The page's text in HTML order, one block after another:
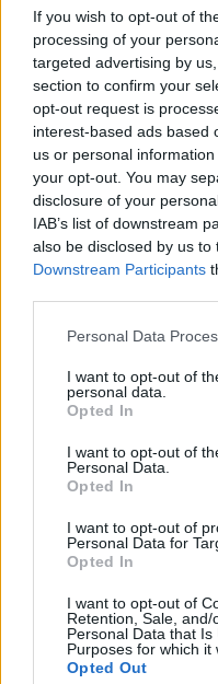
If you wish to opt-out of
processing of your
targeted advertising by
section to confirm your
opt-out request is
interest-based ads based
us or personal
your opt-out. You may
disclosure of your
IAB’s list of downstream
also be disclosed by us to
Downstream Participants
Personal Data
I want to opt-out of
personal data.
Opted In
I want to opt-out of
Personal Data.
Opted In
I want to opt-out of
Personal Data for
Opted In
I want to opt-out of
Retention, Sale,
Personal Data that
Purposes for which it
Opted Out
Viohalco: Αυξημένος κατά 14%
ο τζίρος στο α' εξάμηνο, στα
δισ. ευρώ – Στα 446 εκατ.
τα EBITDA
Η συμφωνία Arval-Athlon
Alpha Bank: Για πρώτη φορά
ESG Report 2025: Πώς η ΑΒ
βιωσιμότητα σε καθημερινή
ΠΕΡΙΣΣΌΤΕΡΑ